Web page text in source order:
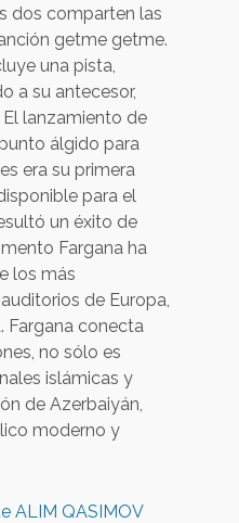
dos comparten las
getme getme.
una pista,
a su antecesor,
El lanzamiento de
álgido para
era su primera
para el
un éxito de
Fargana ha
los más
de Europa,
Fargana conecta
no sólo es
islámicas y
de Azerbaiyán,
moderno y
ALIM QASIMOV